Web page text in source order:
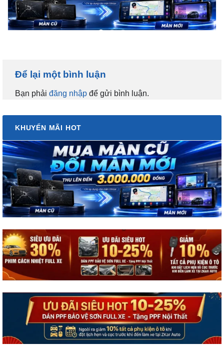
Để lại một bình luận
Bạn phải đăng nhập để gửi bình luận.
KHUYẾN MÃI HOT